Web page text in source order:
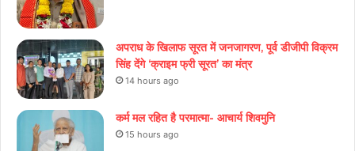
अपराध के खिलाफ सूरत में जनजागरण, पूर्व डीजीपी विक्रम
सिंह देंगे ‘क्राइम फ्री सूरत’ का मंत्र
14 hours ago
कर्म मल रहित है परमात्मा- आचार्य शिवमुनि
15 hours ago